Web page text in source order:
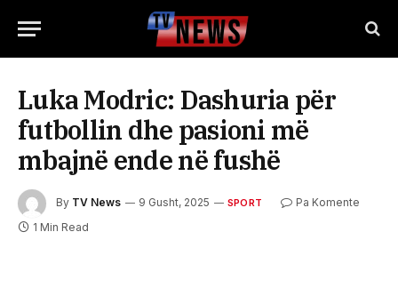
Luka Modric: Dashuria për
futbollin dhe pasioni më
mbajnë ende në fushë
By TV News 9 Gusht, 2025 SPORT
Pa Komente
1 Min Read